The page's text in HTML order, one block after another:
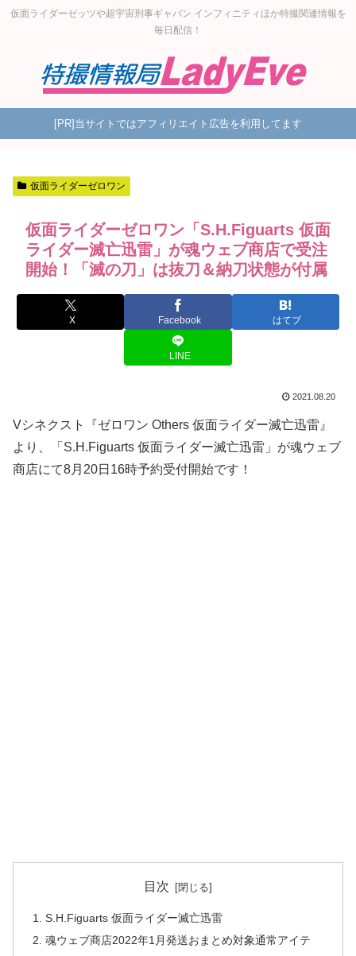
仮面ライダーゼッツや超宇宙刑事ギャバン インフィニティほか特撮関連情報を
毎日配信！
[PR]当サイトではアフィリエイト広告を利用してます
仮面ライダーゼロワン
仮面ライダーゼロワン「S.H.Figuarts 仮面
ライダー滅亡迅雷」が魂ウェブ商店で受注
開始！「滅の刀」は抜刀＆納刀状態が付属
X Facebook はてブ
LINE
2021.08.20
Vシネクスト『ゼロワン Others 仮面ライダー滅亡迅雷』
より、「S.H.Figuarts 仮面ライダー滅亡迅雷」が魂ウェブ
商店にて8月20日16時予約受付開始です！
目次
S.H.Figuarts 仮面ライダー滅亡迅雷
魂ウェブ商店2022年1月発送おまとめ対象通常アイテ